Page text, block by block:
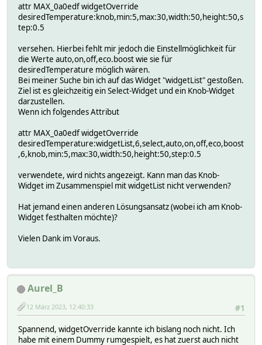
attr MAX_0a0edf widgetOverride
desiredTemperature:knob,min:5,max:30,width:50,height:50,s
tep:0.5
versehen. Hierbei fehlt mir jedoch die Einstellmöglichkeit für
die Werte auto,on,off,eco.boost wie sie für
desiredTemperature möglich wären.
Bei meiner Suche bin ich auf das Widget "widgetList" gestoßen.
Ziel ist es gleichzeitig ein Select-Widget und ein Knob-Widget
darzustellen.
Wenn ich folgendes Attribut
attr MAX_0a0edf widgetOverride
desiredTemperature:widgetList,6,select,auto,on,off,eco,boost
,6,knob,min:5,max:30,width:50,height:50,step:0.5
verwendete, wird nichts angezeigt. Kann man das Knob-
Widget im Zusammenspiel mit widgetList nicht verwenden?
Hat jemand einen anderen Lösungsansatz (wobei ich am Knob-
Widget festhalten möchte)?
Vielen Dank im Voraus.
Aurel_B
#1
12 März 2023, 12:40:33
Spannend, widgetOverride kannte ich bislang noch nicht. Ich
habe mit einem Dummy rumgespielt, es hat zuerst auch nicht